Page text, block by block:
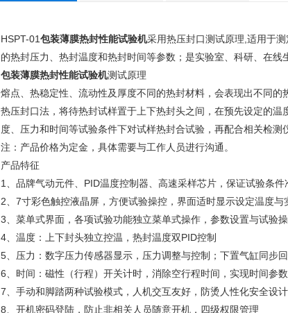
HSPT-01包装薄膜热封性能试验机采用热压封口测试原理,适用于
的热封压力、热封温度和热封时间等参数；是实验室、科研、在线
包装薄膜热封性能试验机测试原理
熔点、热稳定性、流动性及厚度不同的热封材料，会表现出不同
热压封口法，将待热封试样置于上下热封头之间，在预先设定的
度、压力和时间等试验条件下对试样热封合试验，再配合相关检测
注：产品价格为定金，具体需要与工作人员进行沟通。
产品特征
1、品牌气动元件、PID温度控制器、高速采样芯片，保证试验条件
2、7寸彩色触控液晶屏，方便试验操控，界面适时显示设定温度与
3、菜单式界面，各项试验功能独立菜单式操作，参数设置与试验
4、温度：上下封头独立控温，热封温度双PID控制
5、压力：数字压力传感器显示，压力调整与控制；下置气缸同步
6、时间：磁性（行程）开关计时，消除空行程时间，实现时间参
7、手动和脚踏两种试验模式，人机交互友好，防烫人性化安全设计
8、开机密码登陆，防止非相关人员随意开机，四级权限管理